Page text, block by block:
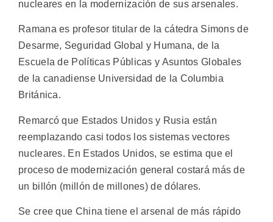
nucleares en la modernización de sus arsenales.
Ramana es profesor titular de la cátedra Simons de
Desarme, Seguridad Global y Humana, de la
Escuela de Políticas Públicas y Asuntos Globales
de la canadiense Universidad de la Columbia
Británica.
Remarcó que Estados Unidos y Rusia están
reemplazando casi todos los sistemas vectores
nucleares. En Estados Unidos, se estima que el
proceso de modernización general costará más de
un billón (millón de millones) de dólares.
Se cree que China tiene el arsenal de más rápido